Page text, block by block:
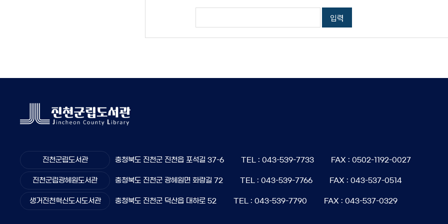
진천군립도서관 충청북도 진천군 진천읍 포석길 37-6 TEL : 043-539-7733 FAX : 0502-1192-0027
진천군립광혜원도서관 충청북도 진천군 광혜원면 화랑길 72 TEL : 043-539-7766 FAX : 043-537-0514
생거진천혁신도시도서관 충청북도 진천군 덕산읍 대하로 52 TEL : 043-539-7790 FAX : 043-537-0329